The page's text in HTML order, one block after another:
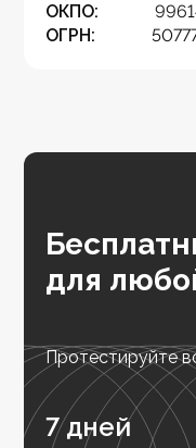
ОКПО:
ОГРН:
для
Протестируйте
7 дней